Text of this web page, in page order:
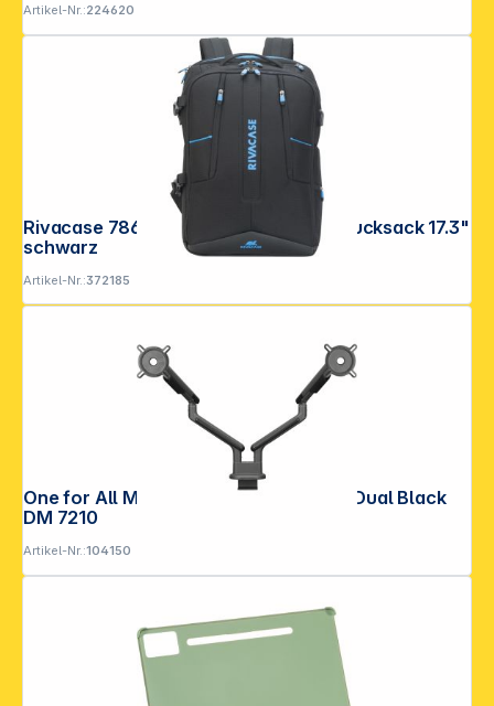
Artikel-Nr.:224620
Rivacase 7860 Borneo ECO Gaming Rucksack 17.3"
schwarz
Artikel-Nr.:372185
One for All Monitor Halterung Design Dual Black
DM 7210
Artikel-Nr.:104150